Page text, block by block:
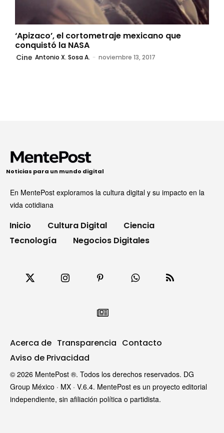
‘Apizaco’, el cortometraje mexicano que
conquistó la NASA
Cine Antonio X. Sosa A. - noviembre 13, 2017
Noticias para un mundo digital
En MentePost exploramos la cultura digital y su impacto en la
vida cotidiana
Inicio Cultura Digital
Ciencia
Tecnología
Negocios Digitales
Acerca de Transparencia Contacto
Aviso de Privacidad
© 2026 MentePost ®. Todos los derechos reservados. DG
Group México · MX · V.6.4. MentePost es un proyecto editorial
independiente, sin afiliación política o partidista.